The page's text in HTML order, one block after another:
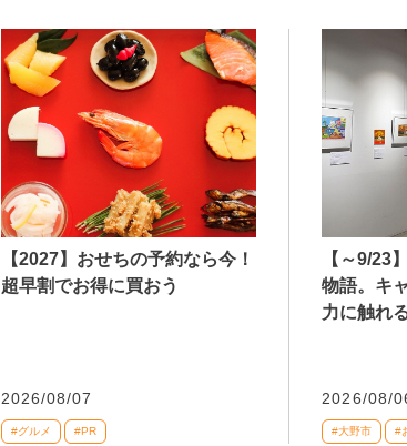
【2027】おせちの予約なら今！
超早割でお得に買おう
2026/08/07
#グルメ #PR
【～9/23
物語。キ
力に触れ
2026/08/
#大野市 #